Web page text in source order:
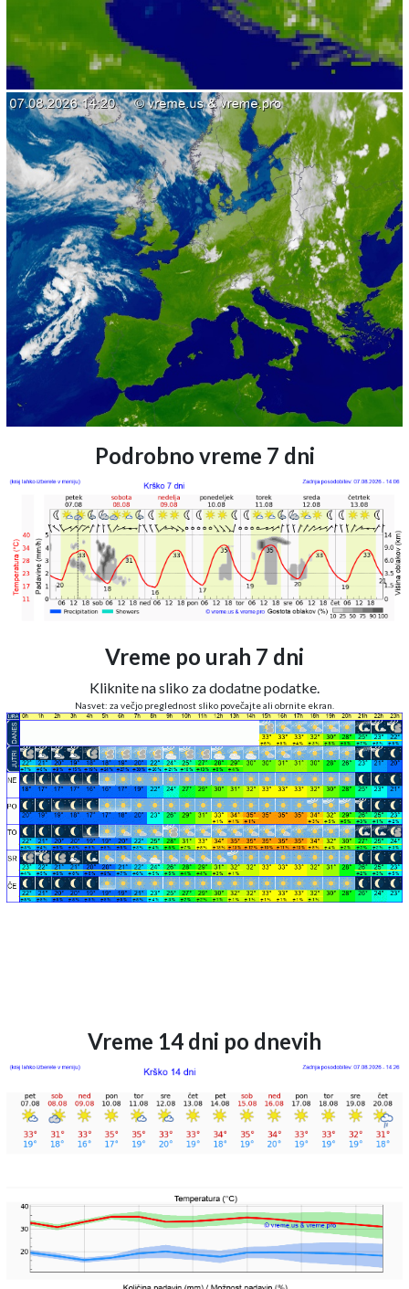
Podrobno vreme 7 dni
Vreme po urah 7 dni
Kliknite na sliko za dodatne podatke.
Nasvet: za večjo preglednost sliko povečajte ali obrnite ekran.
Vreme 14 dni po dnevih